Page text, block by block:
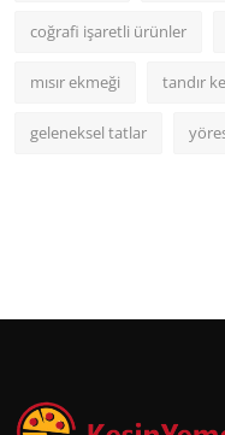
coğrafi işaretli ürünler
mısır ekmeği tandır
geleneksel tatlar